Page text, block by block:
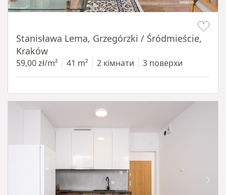
Stanisława Lema, Grzegórzki / Śródmieście,
Kraków
59,00 zł/m² 41 m² 2 кімнати 3 поверхи